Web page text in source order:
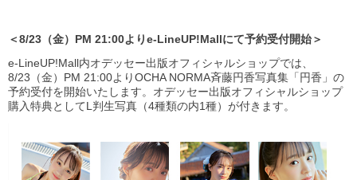
＜8/23（金）PM 21:00よりe-LineUP!Mallにて予約受付開始＞
e-LineUP!Mall内オデッセー出版オフィシャルショップでは、
8/23（金）PM 21:00よりOCHA NORMA斉藤円香写真集「円香」の
予約受付を開始いたします。オデッセー出版オフィシャルショップ
購入特典としてL判生写真（4種類の内1種）が付きます。